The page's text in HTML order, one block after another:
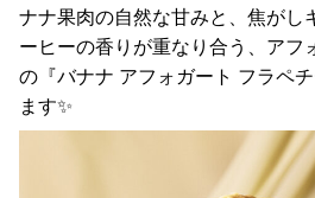
ナナ果肉の自然な甘みと、焦がし
ーヒーの香りが重なり合う、アフ
の『バナナ アフォガート フラペ
ます✨